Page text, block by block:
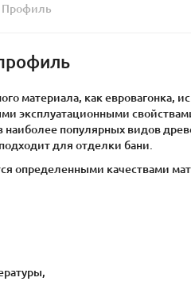
Профиль
материала, как евровагонка,
эксплуатационными
популярных видов
для отделки бани.
определенными качествами